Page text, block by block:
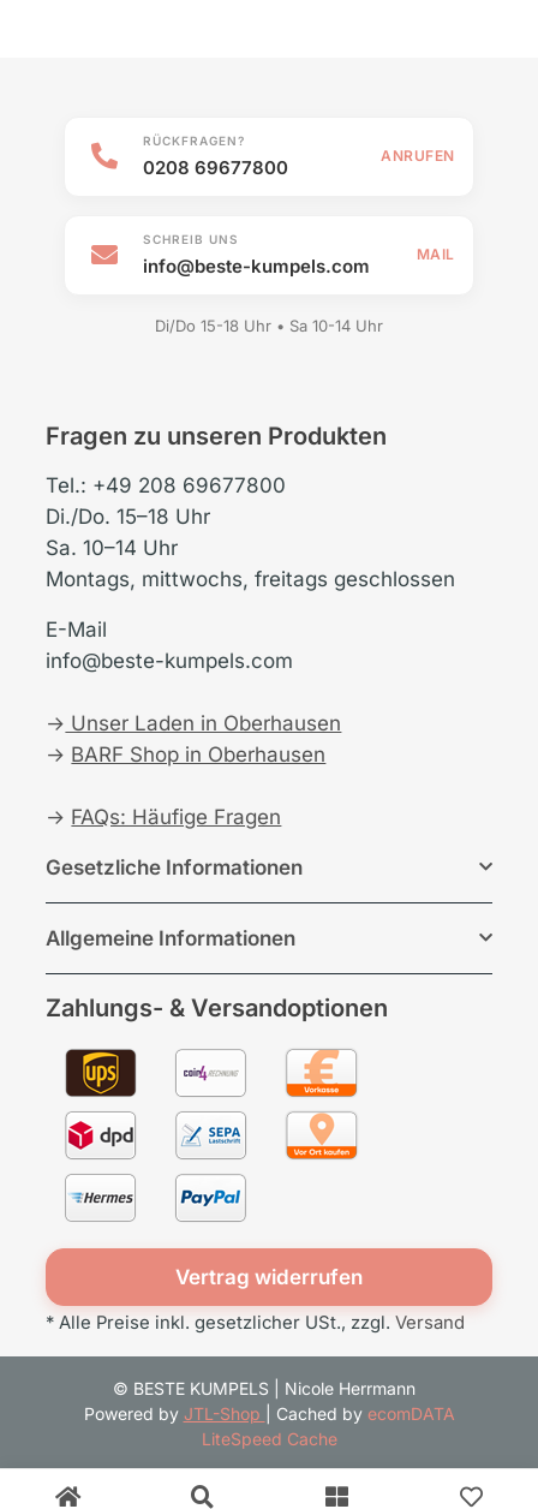
RÜCKFRAGEN?
0208 69677800 ANRUFEN
SCHREIB UNS
info@beste-kumpels.com MAIL
Di/Do 15-18 Uhr • Sa 10-14 Uhr
Fragen zu unseren Produkten
Tel.: +49 208 69677800
Di./Do. 15–18 Uhr
Sa. 10–14 Uhr
Montags, mittwochs, freitags geschlossen
E-Mail
info@beste-kumpels.com
→ Unser Laden in Oberhausen
→ BARF Shop in Oberhausen
→ FAQs: Häufige Fragen
Gesetzliche Informationen
Allgemeine Informationen
Zahlungs- & Versandoptionen
Vertrag widerrufen
* Alle Preise inkl. gesetzlicher USt., zzgl.Versand
© BESTE KUMPELS | Nicole Herrmann
Powered by JTL-Shop | Cached by ecomDATA
LiteSpeed Cache